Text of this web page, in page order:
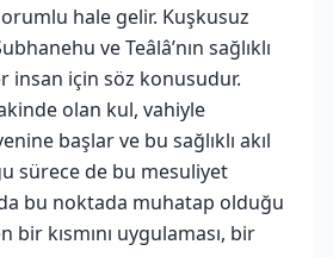
hale gelir. Kuşkusuz
ve Teâlâ’nın sağlıklı
insan için söz konusudur.
olan kul, vahiyle
başlar ve bu sağlıklı akıl
sürece de bu mesuliyet
bu noktada muhatap olduğu
bir kısmını uygulaması, bir